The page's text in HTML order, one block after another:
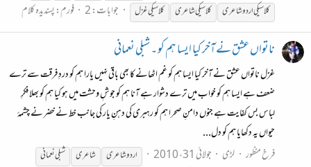
کلاسیکیاردو شاعری کلاسیکیشاعری کلاسیکیغزل جوابات: 2 فورم:پسندیدہ کلام
ناتواں عشق نے آخر کیا ایسا ہم کو ۔ شبلی نعمانی
غزل ناتواں عشق نے آخر کیا ایسا ہم کو غم اٹھانے کا بھی باقی نہیں یارا ہم کو دردِ فرقت سے ترے
ضعف ہے ایسا ہم کو خواب میں ترے دشوار ہے آنا ہم کو جوشِ وحشت میں ہو کیا ہم کو بھلا فکرِ
لباس بس کفایت ہے جنوں دامنِ صحرا ہم کو رہبری کی دہنِ یار کی جانب خط نے خضر نے چشمۂ
حیواں یہ دکھایا ہم کو دل...
فرخ منظور لڑی جولائی 31، 2010 اردو شاعری شاعری
شبلی نعمانی